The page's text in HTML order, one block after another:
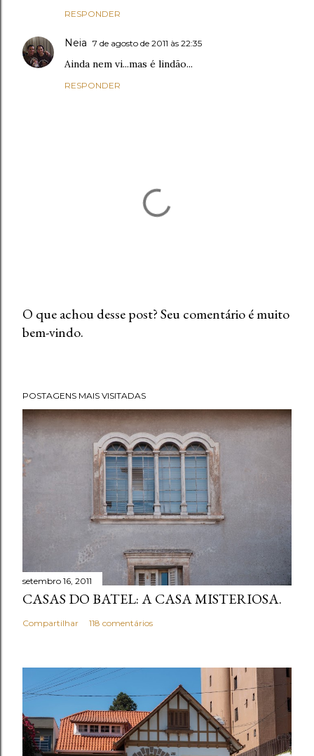
RESPONDER
Neia 7 de agosto de 2011 às 22:35
Ainda nem vi...mas é lindão...
RESPONDER
P
a
r
u
m
c
t
á
r
i
O que achou desse post? Seu comentário é muito
bem-vindo.
POSTAGENS MAIS VISITADAS
setembro 16, 2011
CASAS DO BATEL: A CASA MISTERIOSA.
Compartilhar 118 comentários